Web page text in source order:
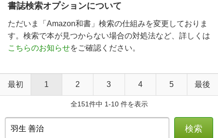
書誌検索オプションについて
ただいま「Amazon和書」検索の仕組みを変更しておりま
す。検索で本が見つからない場合の対処法など、詳しくは
こちらのお知らせをご確認ください。
最初 1 2 3 4 5 最後
全151件中 1-10 件を表示
検索